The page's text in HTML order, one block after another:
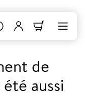
de
été aussi